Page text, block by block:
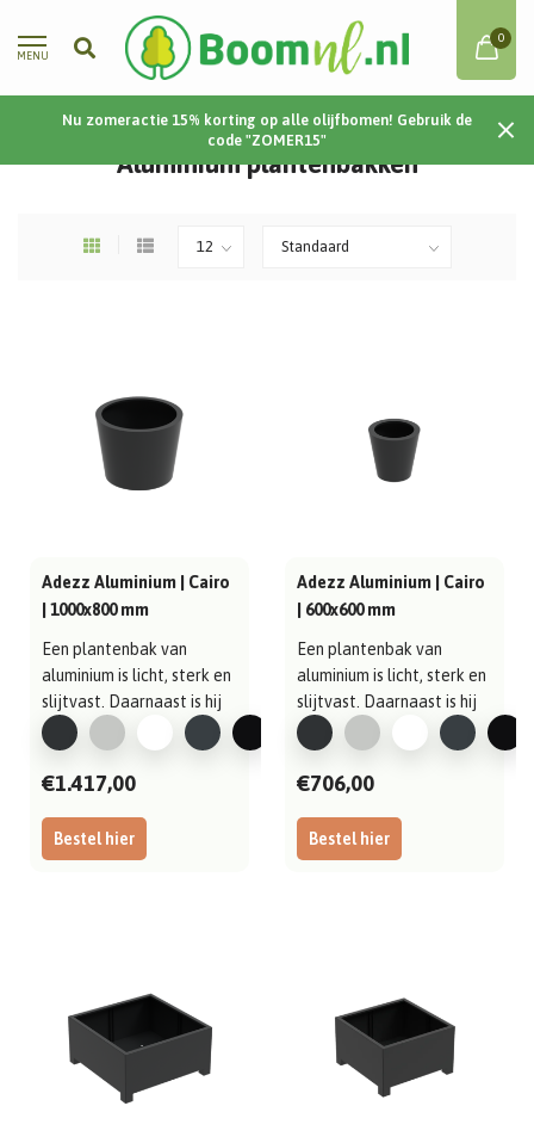
MENU
0
Nu zomeractie 15% korting op alle olijfbomen! Gebruik de
code "ZOMER15"
Home / Plantenbakken / Aluminium
Aluminium plantenbakken
Adezz Aluminium | Cairo
| 1000x800 mm
Een plantenbak van
aluminium is licht, sterk en
slijtvast. Daarnaast is hij
gema..
Bestel hier
€1.417,00
Adezz Aluminium | Cairo
| 600x600 mm
Een plantenbak van
aluminium is licht, sterk en
slijtvast. Daarnaast is hij
gema..
Bestel hier
€706,00